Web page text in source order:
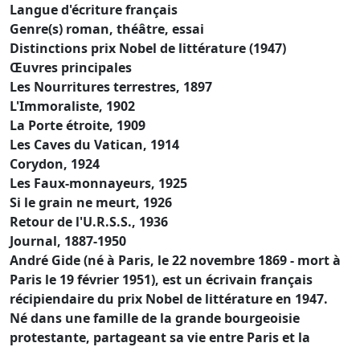
Langue d'écriturefrançais
Genre(s) roman, théâtre, essai
Distinctions prix Nobel de littérature (1947)
Œuvres principales
Les Nourritures terrestres, 1897
L'Immoraliste, 1902
La Porte étroite, 1909
Les Caves du Vatican, 1914
Corydon, 1924
Les Faux-monnayeurs, 1925
Si le grain ne meurt, 1926
Retour de l'U.R.S.S., 1936
Journal, 1887-1950
André Gide (né à Paris, le 22 novembre 1869 - mort à
Paris le 19 février 1951), est un écrivain français
récipiendaire du prix Nobel de littérature en 1947.
Né dans une famille de la grande bourgeoisie
protestante, partageant sa vie entre Paris et la